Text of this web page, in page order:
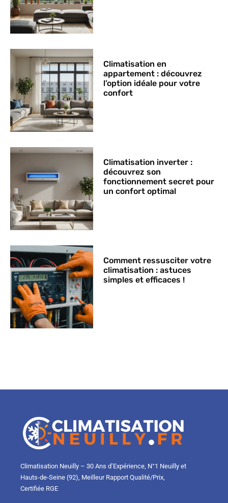
Climatisation en
appartement : découvrez
l’option idéale pour votre
confort
Climatisation inverter :
découvrez son
fonctionnement secret pour
un confort optimal
Comment ressusciter votre
climatisation : astuces
simples et efficaces !
Climatisation Neuilly – 30 Ans d’Expérience, N°1 Neuilly et
Hauts-de-Seine (92), Meilleur Rapport Qualité/Prix,
Certifiée RGE